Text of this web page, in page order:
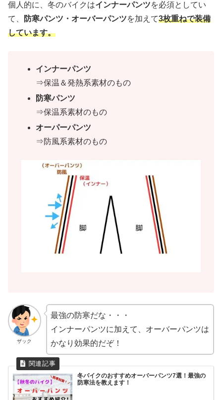
個人的に、冬のバイクはインナーパンツを必須としてい
て、
防寒パンツ・オーバーパンツを加えて3枚重ねで装備
しています。
インナーパンツ
⇒保温＆発熱系素材のもの
防寒パンツ
⇒保温系素材のもの
オーパーパンツ
⇒防風系素材のもの
ザック
最強の防寒だな・・・
インナーパンツに加えて、オーバーパンツは
かなり効果的だぞ！
冬バイクのおすすめオーバーパンツ7選！最強の
防寒法を教えます！